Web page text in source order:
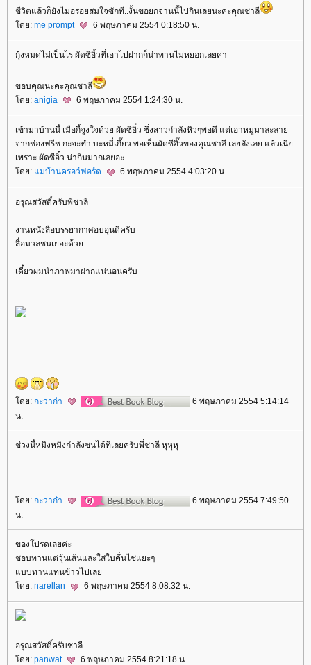
ชีวิตแล้วก็ยังไม่อร่อยสมใจซักที..งั้นขอยกจานนี้ไปกินเลยนะคะคุณชาลี
ดย: me prompt 6 พฤษภาคม 2554 0:18:50 น.
กุ้งหมดไม่เป็นไร ผัดซีอิ้วที่เอาไปฝากก็น่าทานไม่หยอกเลยค่า
ขอบคุณนะคะคุณชาลี
ดย: anigia 6 พฤษภาคม 2554 1:24:30 น.
เข้ามาบ้านนี้ เมือกี้จูงใจด้วย ผัดซีอิ๋ว ซึ่งสาวกำลังหิวๆพอดี แต่เอาหมูมาละลา
จากช่องฟรีช กะจะทำ บะหมี่เกี๊ยว พอเห็นผัดซีอิ๊วของคุณชาลี เลยลังเลย แล้วเนี่
เพราะ ผัดซีอิ๋ว น่ากินมากเลยอ่ะ
ดย: ม่บ้านครอว์ฟอร์ด 6 พฤษภาคม 2554 4:03:20 น.
อรุณสวัสดิ์ครับพี่ชาลี
งานหนังสือบรรยากาศอบอุ่นดีครับ
สื่อมวลชนเยอะด้ว
เดี๋ยวผมนำภาพมาฝากแน่นอนครับ
ดย: กะว่าก๋า
6 พฤษภาคม 2554 5:14:14
น.
ช่วงนี้หมิงหมิงกำลังซนได้ที่เลยครับพี่ชาลี หุหุหุ
ดย: กะว่าก๋า
6 พฤษภาคม 2554 7:49:50
น.
ของโปรดเลยค่ะ
ชอบทานแต่วุ้นเส้นและใส่ใบคึ่นไช่แยะๆ
บบทานแทนข้าวไปเล
ดย: narellan 6 พฤษภาคม 2554 8:08:32 น.
อรุณสวัสดิ์ครับชาลี
ดย: panwat 6 พฤษภาคม 2554 8:21:18 น.